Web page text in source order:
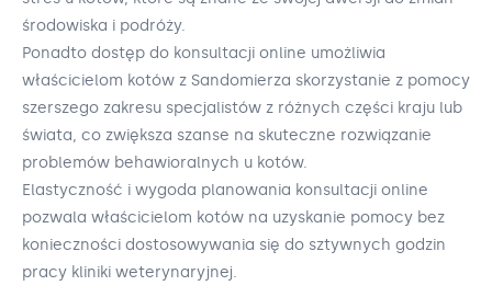
środowiska i podróży.
Ponadto dostęp do konsultacji online umożliwia
właścicielom kotów z Sandomierza skorzystanie z pomocy
szerszego zakresu specjalistów z różnych części kraju lub
świata, co zwiększa szanse na skuteczne rozwiązanie
problemów behawioralnych u kotów.
Elastyczność i wygoda planowania konsultacji online
pozwala właścicielom kotów na uzyskanie pomocy bez
konieczności dostosowywania się do sztywnych godzin
pracy kliniki weterynaryjnej.